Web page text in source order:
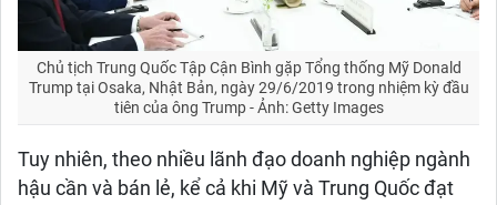
Chủ tịch Trung Quốc Tập Cận Bình gặp Tổng thống Mỹ Donald
Trump tại Osaka, Nhật Bản, ngày 29/6/2019 trong nhiệm kỳ đầu
tiên của ông Trump - Ảnh: Getty Images
Tuy nhiên, theo nhiều lãnh đạo doanh nghiệp ngành
hậu cần và bán lẻ, kể cả khi Mỹ và Trung Quốc đạt